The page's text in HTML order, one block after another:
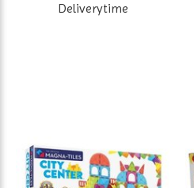
Deliverytime